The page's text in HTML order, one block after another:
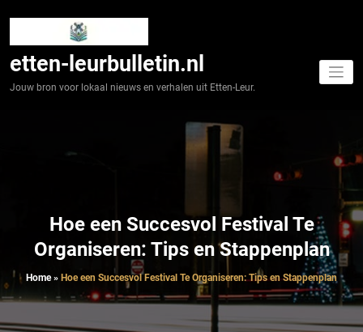
etten-leurbulletin.nl
Jouw bron voor lokaal nieuws en verhalen uit Etten-Leur.
Hoe een Succesvol Festival Te
Organiseren: Tips en Stappenplan
Home» Hoe een Succesvol Festival Te Organiseren: Tips en Stappenplan